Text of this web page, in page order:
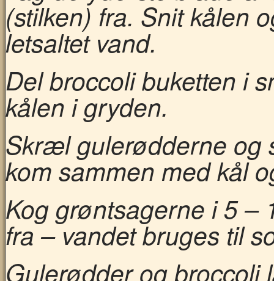
(stilken) fra. Snit kålen
letsaltet vand.
Del broccoli buketten i
kålen i gryden.
Skræl gulerødderne og
kom sammen med kål
Kog grøntsagerne i 5
fra – vandet bruges til
Gulerødder og